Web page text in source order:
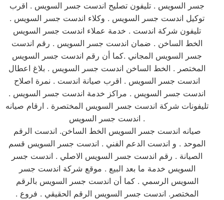
جسر السويس . تليفون تصليح اندست جسر السويس . اقرب
توكيل اندست جسر السويس . وكلاء اندست جسر السويس .
تليفون شركة اندست . خدمة عملاء اندست جسر السويس
الخط الساخن . ضمان اندست جسر السويس . رقم اندست
جسر السويس المجاني .كما أن رقم اندست جسر السويس
المختصر . الخط الساخن اندست جسر السويس . بلاغ اعطال
اندست جسر السويس . اقرب صيانة اندست . نمرة اصلاح
اندست جسر السويس . مراكز خدمة اندست جسر السويس .
تليفونات شركة اندست جسر السويس المختصرة . ارقام صيانه
اندست جسر السويس .
صيانه اندست جسر السويس الخط الساخن. اندست الرقم
الموحد . و اندست الدعم الفني . اندست جسر السويس قسم
الصيانة . رقم اندست جسر السويس الاصلي . اندست جسر
السويس خدمة ما بعد البيع . موقع شركة اندست جسر
السويس الرسمي . كما أن اندست جسر السويس بالرقم
المختصر. اندست جسر السويس الرقم الحقيقي . فروع .